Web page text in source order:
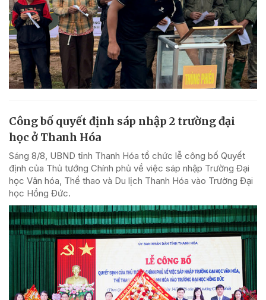
Công bố quyết định sáp nhập 2 trường đại
học ở Thanh Hóa
Sáng 8/8, UBND tỉnh Thanh Hóa tổ chức lễ công bố Quyết
định của Thủ tướng Chính phủ về việc sáp nhập Trường Đại
học Văn hóa, Thể thao và Du lịch Thanh Hóa vào Trường Đại
học Hồng Đức.